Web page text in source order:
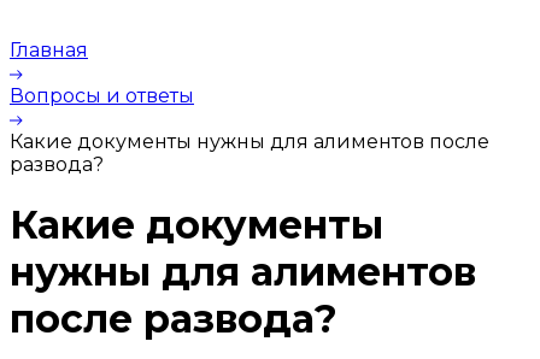
Главная
Вопросы и ответы
Какие документы нужны для алиментов после
развода?
Какие документы
нужны для алиментов
после развода?